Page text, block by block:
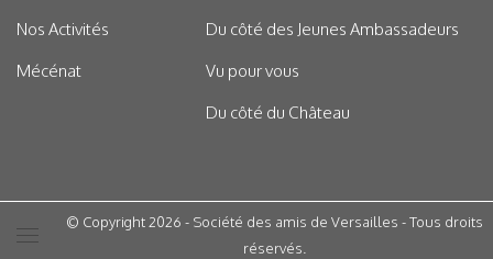
Nos Activités
Mécénat
Du côté des Jeunes Ambassadeurs
Vu pour vous
Du côté du Château
© Copyright 2026 - Société des amis de Versailles - Tous droits
réservés.